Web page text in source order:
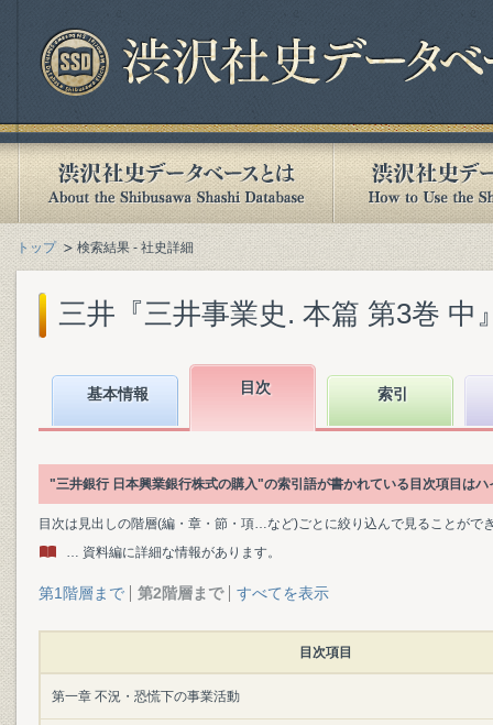
トップ 検索結果 - 社史詳細
三井『三井事業史. 本篇 第3巻 中
基本情報 目次 索引
"三井銀行 日本興業銀行株式の購入"の索引語が書かれている目次項目は
目次は見出しの階層(編・章・節・項…など)ごとに絞り込んで見ることがで
… 資料編に詳細な情報があります。
第1階層まで 第2階層まで すべてを表示
目次項目
第一章 不況・恐慌下の事業活動